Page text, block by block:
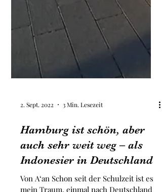
2. Sept. 2022 3 Min. Lesezeit
Hamburg ist schön, aber